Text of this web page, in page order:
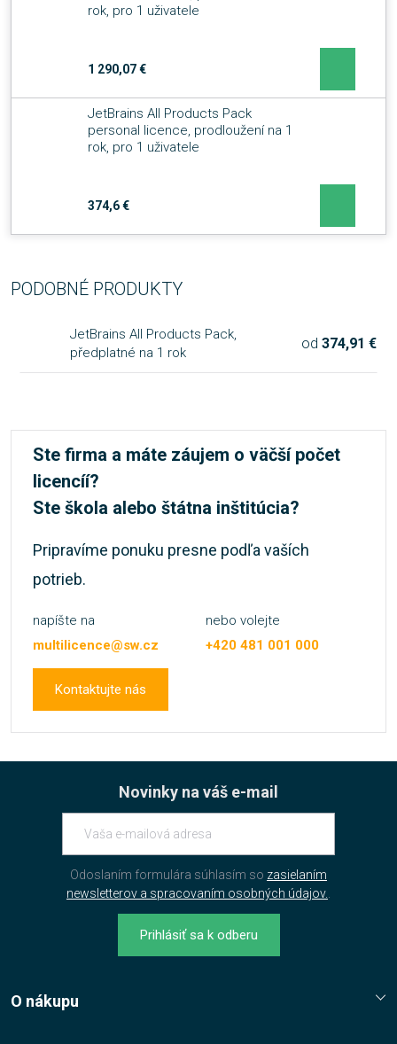
rok, pro 1 uživatele
1 290,07 €
JetBrains All Products Pack
personal licence, prodloužení na 1
rok, pro 1 uživatele
374,6 €
PODOBNÉ PRODUKTY
JetBrains All Products Pack,
předplatné na 1 rok
od 374,91 €
Ste firma a máte záujem o väčší počet
licencíí?
Ste škola alebo štátna inštitúcia?
Pripravíme ponuku presne podľa vaších
potrieb.
napíšte na
multilicence@sw.cz
nebo volejte
+420 481 001 000
Kontaktujte nás
Novinky na váš e-mail
Odoslaním formulára súhlasím so zasielaním
newsletterov a spracovaním osobných údajov..
Prihlásiť sa k odberu
O nákupu